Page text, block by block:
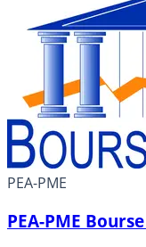
PEA-PME
PEA-PME